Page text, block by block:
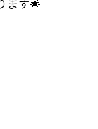
ます🌟